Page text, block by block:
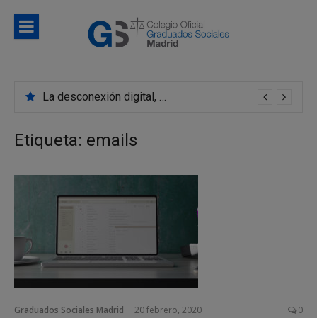
contenido
Colegio
Madrid
La desconexión digital, un derecho laboral que cuesta cumplir
Etiqueta: emails
Graduados Sociales Madrid 20 febrero, 2020 0